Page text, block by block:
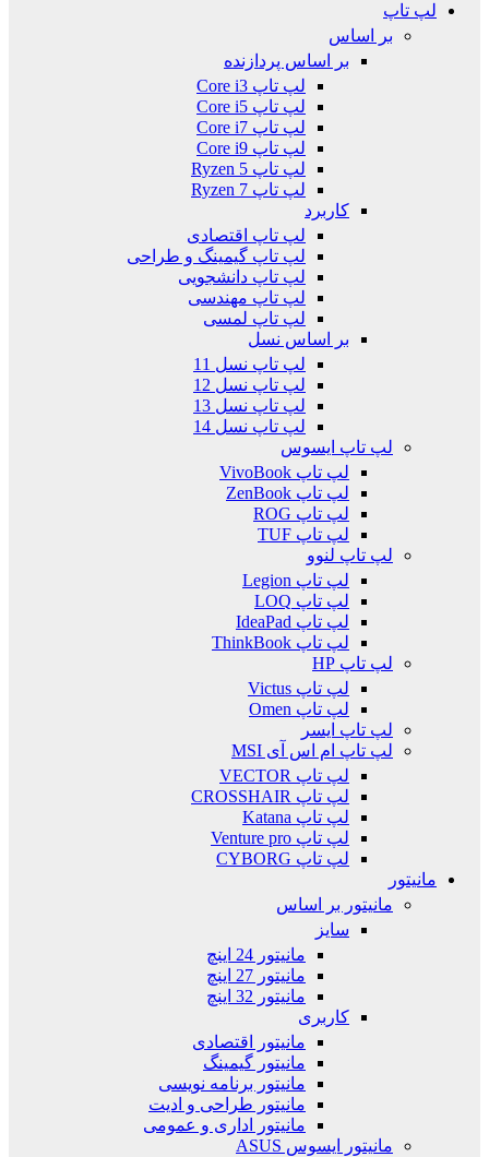
لپ تاپ
بر اساس
بر اساس پردازنده
لپ تاپ Core i3
لپ تاپ Core i5
لپ تاپ Core i7
لپ تاپ Core i9
لپ تاپ Ryzen 5
لپ تاپ Ryzen 7
کاربرد
لپ تاپ اقتصادی
لپ تاپ گیمینگ و طراحی
لپ تاپ دانشجویی
لپ تاپ مهندسی
لپ تاپ لمسی
بر اساس نسل
لپ تاپ نسل 11
لپ تاپ نسل 12
لپ تاپ نسل 13
لپ تاپ نسل 14
لپ تاپ ایسوس
لپ تاپ VivoBook
لپ تاپ ZenBook
لپ تاپ ROG
لپ تاپ TUF
لپ تاپ لنوو
لپ تاپ Legion
لپ تاپ LOQ
لپ تاپ IdeaPad
لپ تاپ ThinkBook
لپ تاپ HP
لپ تاپ Victus
لپ تاپ Omen
لپ تاپ ایسر
لپ تاپ ام اس آی MSI
لپ تاپ VECTOR
لپ تاپ CROSSHAIR
لپ تاپ Katana
لپ تاپ Venture pro
لپ تاپ CYBORG
مانیتور
مانیتور بر اساس
سایز
مانیتور 24 اینچ
مانیتور 27 اینچ
مانیتور 32 اینچ
کاربری
مانیتور اقتصادی
مانیتور گیمینگ
مانیتور برنامه نویسی
مانیتور طراحی و ادیت
مانیتور اداری و عمومی
مانیتور ایسوس ASUS